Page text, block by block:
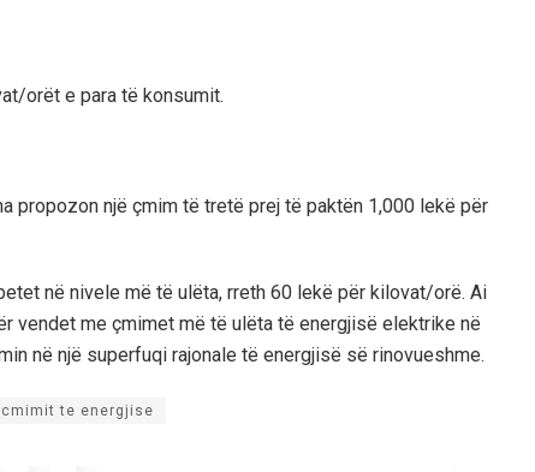
orët e para të konsumit.
propozon një çmim të tretë prej të paktën 1,000 lekë për
në nivele më të ulëta, rreth 60 lekë për kilovat/orë. Ai
vendet me çmimet më të ulëta të energjisë elektrike në
në një superfuqi rajonale të energjisë së rinovueshme.
te energjise